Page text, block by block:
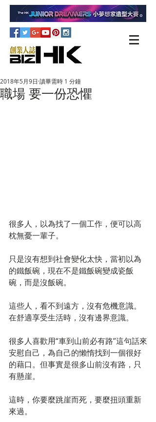
職場 要一份恐懼
2018年5月9日 讀畢需時 1 分鐘
很多人，以為找了一個工作，便可以高
枕無憂一輩子。
只是沒有想到社會變化太快，當初以為
的鐵飯碗，現在不是鐵飯碗變成瓷飯
碗，而是沒飯碗。
這些人，看不到遠方，沒有危機意識。
在舒適享受生活時，沒有邊界意識。
很多人喜歡用“車到山前必有路”這句話來
安慰自己，為自己的懶惰找到一個很好
的藉口。但事實是很多山前沒有路，只
有懸崖。
這時，你要麼跳崖而死，要麼扭頭重新
來過。